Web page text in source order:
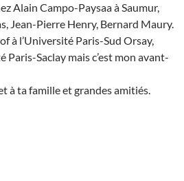
Alain Campo-Paysaa à Saumur,
Jean-Pierre Henry, Bernard Maury.
à l’Université Paris-Sud Orsay,
Paris-Saclay mais c’est mon avant-
à ta famille et grandes amitiés.